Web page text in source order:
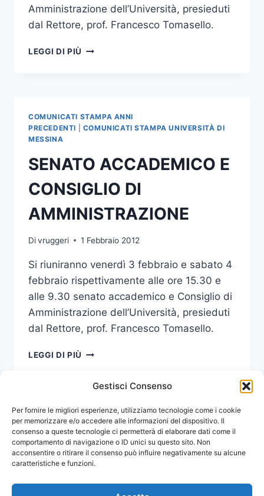
Gestisci Consenso
Per fornire le migliori esperienze, utilizziamo tecnologie come i cookie
per memorizzare e/o accedere alle informazioni del dispositivo. Il
consenso a queste tecnologie ci permetterà di elaborare dati come il
comportamento di navigazione o ID unici su questo sito. Non
acconsentire o ritirare il consenso può influire negativamente su alcune
caratteristiche e funzioni.
Amministrazione dell’Università, presieduti
dal Rettore, prof. Francesco Tomasello.
LEGGI DI PIÙ SENATO
COMUNICATI STAMPA ANNI
PRECEDENTI
COMUNICATI STAMPA UNIVERSITÀ DI
MESSINA
SENATO ACCADEMICO E
CONSIGLIO DI
AMMINISTRAZIONE
Divruggeri 1 Febbraio 2012
Si riuniranno venerdì 3 febbraio e sabato 4
febbraio rispettivamente alle ore 15.30 e
alle 9.30 senato accademico e Consiglio di
Amministrazione dell’Università, presieduti
dal Rettore, prof. Francesco Tomasello.
LEGGI DI PIÙ SENATO
CONSIGLIO
AMMINISTRAZIONE
Navigazione
pagina
1 2
Pagina
successiva